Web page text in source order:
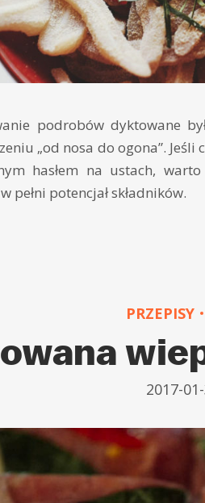
podrobów dyktowane
„od nosa do ogona”.
hasłem na ustach,
pełni potencjał składników.
PRZEPISY
2017-